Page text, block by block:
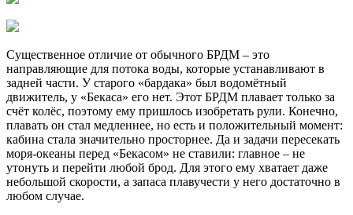
Существенное отличие от обычного БРДМ – это
направляющие для потока воды, которые устанавливают в
задней части. У старого «бардака» был водомётный
движитель, у «Бекаса» его нет. Этот БРДМ плавает только за
счёт колёс, поэтому ему пришлось изобретать рули. Конечно,
плавать он стал медленнее, но есть и положительный момент:
кабина стала значительно просторнее. Да и задачи пересекать
моря-океаны перед «Бекасом» не ставили: главное – не
утонуть и перейти любой брод. Для этого ему хватает даже
небольшой скорости, а запаса плавучести у него достаточно в
любом случае.